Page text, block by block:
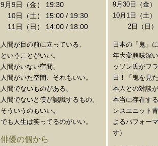
9月9日（金） 19:30
10日（土） 15:00 / 19:30
11日（日） 14:00 / 18:00
人間が目の前に立っている、
ということがいい。
人間がいない空間、
人間がいた空間、それもいい。
人間でないものがある、
人間でないと僕が認識するもの。
そういうのもいい。
でも人生は笑ってるのがいい。
俳優の個から
9月30日（金）
10月1日（土
2日（日）
日本の「鬼」
年大変興味深
ッソン氏がフ
日！「鬼を見
本人との対談
本当に存在す
ンスユニット
よるパフォー
す）